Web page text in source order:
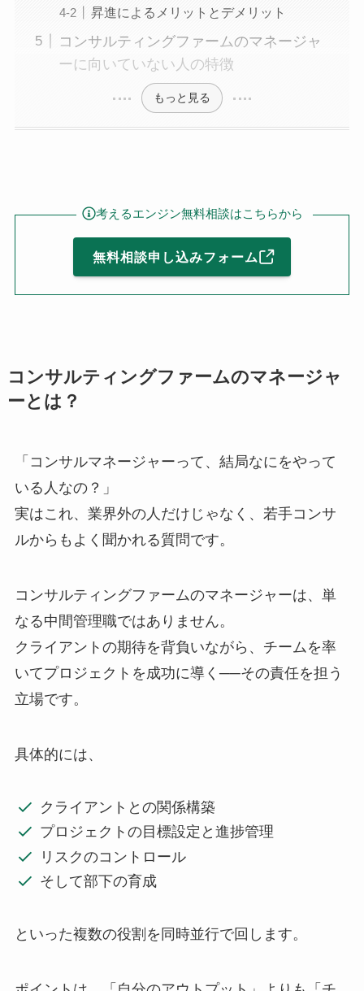
昇進によるメリットとデメリット
コンサルティングファームのマネージャ
ーに向いていない人の特徴
もっと見る
考えるエンジン無料相談はこちらから
無料相談申し込みフォーム
コンサルティングファームのマネージャ
ーとは？
「コンサルマネージャーって、結局なにをやって
いる人なの？」
実はこれ、業界外の人だけじゃなく、若手コンサ
ルからもよく聞かれる質問です。
コンサルティングファームのマネージャーは、単
なる中間管理職ではありません。
クライアントの期待を背負いながら、チームを率
いてプロジェクトを成功に導く──その責任を担う
立場です。
具体的には、
クライアントとの関係構築
プロジェクトの目標設定と進捗管理
リスクのコントロール
そして部下の育成
といった複数の役割を同時並行で回します。